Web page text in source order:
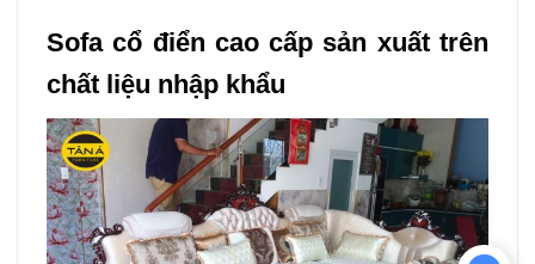
Sofa cổ điển cao cấp sản xuất trên
chất liệu nhập khẩu